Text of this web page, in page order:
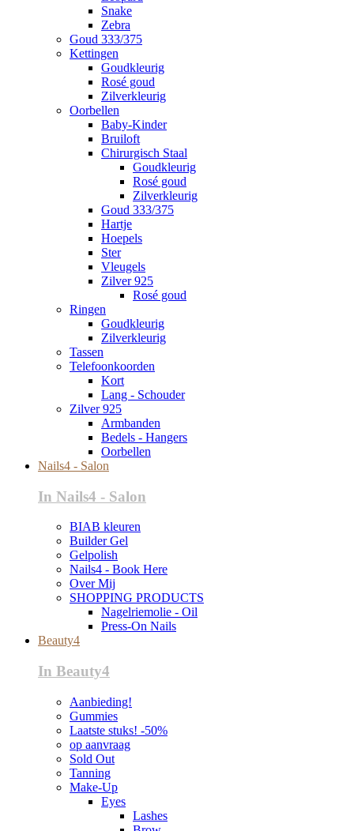
Snake
Zebra
Goud 333/375
Kettingen
Goudkleurig
Rosé goud
Zilverkleurig
Oorbellen
Baby-Kinder
Bruiloft
Chirurgisch Staal
Goudkleurig
Rosé goud
Zilverkleurig
Goud 333/375
Hartje
Hoepels
Ster
Vleugels
Zilver 925
Rosé goud
Ringen
Goudkleurig
Zilverkleurig
Tassen
Telefoonkoorden
Kort
Lang - Schouder
Zilver 925
Armbanden
Bedels - Hangers
Oorbellen
Nails4 - Salon
In Nails4 - Salon
BIAB kleuren
Builder Gel
Gelpolish
Nails4 - Book Here
Over Mij
SHOPPING PRODUCTS
Nagelriemolie - Oil
Press-On Nails
Beauty4
In Beauty4
Aanbieding!
Gummies
Laatste stuks! -50%
op aanvraag
Sold Out
Tanning
Make-Up
Eyes
Lashes